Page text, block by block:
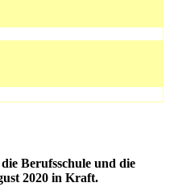
Berufsschule und die
2020 in Kraft.